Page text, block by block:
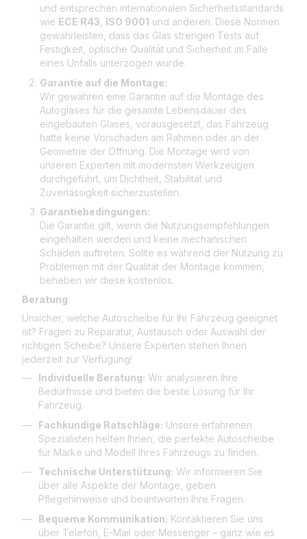
und entsprechen internationalen Sicherheitsstandards
wie ECE R43 ISO 9001 und anderen. Diese Normen
gewährleisten, dass das Glas strengen Tests auf
Festigkeit, optische Qualität und Sicherheit im Falle
eines Unfalls unterzogen wurde.
Garantie auf die Montage:
Wir gewähren eine Garantie auf die Montage des
Autoglases für die gesamte Lebensdauer des
eingebauten Glases, vorausgesetzt, das Fahrzeug
hatte keine Vorschäden am Rahmen oder an der
Geometrie der Öffnung. Die Montage wird von
unseren Experten mit modernsten Werkzeugen
durchgeführt, um Dichtheit, Stabilität und
Zuverlässigkeit sicherzustellen.
Garantiebedingungen:
Die Garantie gilt, wenn die Nutzungsempfehlungen
eingehalten werden und keine mechanischen
Schäden auftreten. Sollte es während der Nutzung zu
Problemen mit der Qualität der Montage kommen,
beheben wir diese kostenlos.
Beratung
Unsicher, welche Autoscheibe für Ihr Fahrzeug geeignet
ist? Fragen zu Reparatur, Austausch oder Auswahl der
richtigen Scheibe? Unsere Experten stehen Ihnen
jederzeit zur Verfügung!
Individuelle Beratung: Wir analysieren Ihre
Bedürfnisse und bieten die beste Lösung für Ihr
Fahrzeug.
Fachkundige Ratschläge: Unsere erfahrenen
Spezialisten helfen Ihnen, die perfekte Autoscheibe
für Marke und Modell Ihres Fahrzeugs zu finden.
Technische Unterstützung: Wir informieren Sie
über alle Aspekte der Montage, geben
Pflegehinweise und beantworten Ihre Fragen.
Bequeme Kommunikation: Kontaktieren Sie uns
über Telefon, E-Mail oder Messenger – ganz wie es